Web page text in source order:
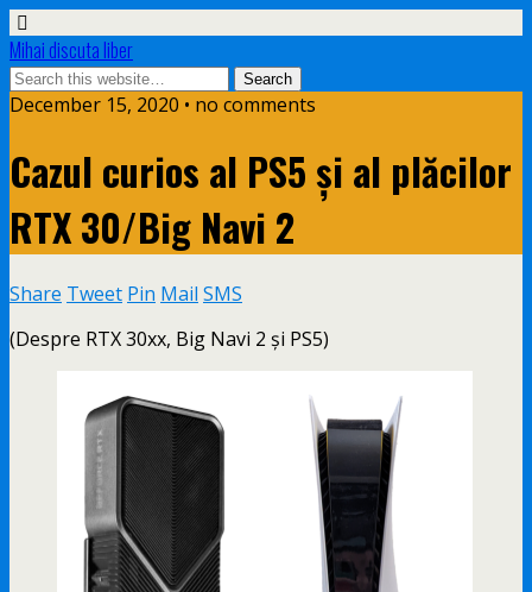
Mihai discuta liber
December 15, 2020 • no comments
Cazul curios al PS5 și al plăcilor
RTX 30/Big Navi 2
Share Tweet Pin Mail SMS
(Despre RTX 30xx, Big Navi 2 și PS5)